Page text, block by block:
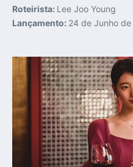
Roteirista: Lee Joo Young
Lançamento: 24 de Junho